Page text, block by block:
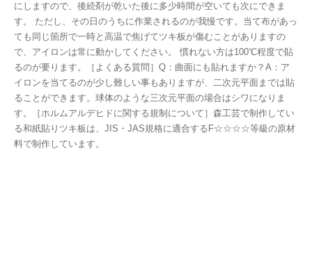
にしますので、後続剤が乾いた後に多少時間が空いても次にできま
す。 ただし、その日のうちに作業されるのが我慢です。当て布があっ
ても同じ箇所で一時と高温で焦げてツキ板が傷むことがありますの
で、アイロンは常に動かしてください。 慣れない方は100℃程度で貼
るのが要ります。［よくある質問］Q：曲面にも貼れますか？A：ア
イロンを当てるのが少し難しい事もありますが、二次元平面までは貼
ることができます。球体のような三次元平面の場合はシワになりま
す。［ホルムアルデヒドに関する規制について］森工芸で制作してい
る和紙貼りツキ板は、JIS・JAS規格に適合するF☆☆☆☆等級の原材
料で制作しています。